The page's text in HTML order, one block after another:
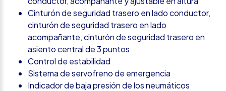
Cinturón de seguridad trasero en lado conductor,
cinturón de seguridad trasero en lado
acompañante, cinturón de seguridad trasero en
asiento central de 3 puntos
Control de estabilidad
Sistema de servofreno de emergencia
Indicador de baja presión de los neumáticos